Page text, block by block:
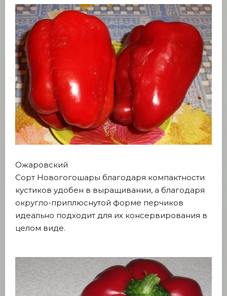
Ожаровский
Сорт Новогогошары благодаря компактности
кустиков удобен в выращивании, а благодаря
округло-приплюснутой форме перчиков
идеально подходит для их консервирования в
целом виде.